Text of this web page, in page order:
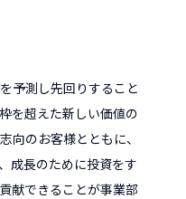
予測し先回りすること
を超えた新しい価値の
向のお客様とともに、
成長のために投資をす
献できることが事業部